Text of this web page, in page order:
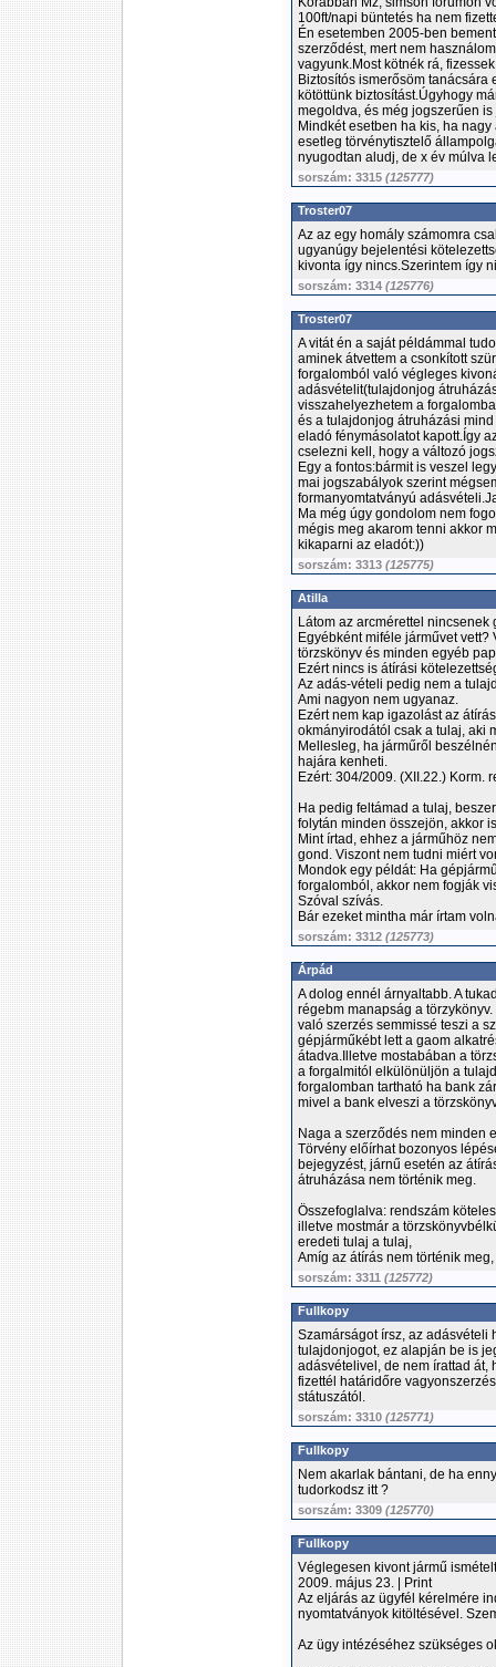
100ft/napi büntetés ha nem
Én esetemben 2005-ben
szerződést, mert nem
vagyunk.Most kötnék rá,
Biztosítós ismerősöm
kötöttünk biztosítást.Úgyhogy
megoldva, és még jogszerűen is
Mindkét esetben ha kis, ha
esetleg törvénytisztelő
nyugodtan aludj, de x év múlva
sorszám: 3315 (125777)
Troster07
Az az egy homály számomra
ugyanúgy bejelentési
kivonta így nincs.Szerintem így
sorszám: 3314 (125776)
Troster07
A vitát én a saját példámmal
aminek átvettem a csonkított
forgalomból való végleges
adásvételit(tulajdonjog
visszahelyezhetem a
és a tulajdonjog átruházási
eladó fénymásolatot kapott.Így
cselezni kell, hogy a változó
Egy a fontos:bármit is veszel
mai jogszabályok szerint
formanyomtatványú
Ma még úgy gondolom nem
mégis meg akarom tenni akkor
kikaparni az eladót:))
sorszám: 3313 (125775)
Atilla
Látom az arcmérettel nincsenek
Egyébként miféle járművet
törzskönyv és minden egyéb
Ezért nincs is átírási
Az adás-vételi pedig nem a
Ami nagyon nem ugyanaz.
Ezért nem kap igazolást az
okmányirodától csak a tulaj, aki
Mellesleg, ha járműről
hajára kenheti.
Ezért: 304/2009. (XII.22.) Korm.
Ha pedig feltámad a tulaj,
folytán minden összejön, akkor
Mint írtad, ehhez a járműhöz
gond. Viszont nem tudni miért
Mondok egy példát: Ha
forgalomból, akkor nem fogják
Szóval szívás.
Bár ezeket mintha már írtam
sorszám: 3312 (125773)
Árpád
A dolog ennél árnyaltabb. A
régebm manapság a
való szerzés semmissé teszi a
gépjárműkébt lett a gaom
átadva.Illetve mostabában a
a forgalmitól elkülönüljön a
forgalomban tartható ha bank
mivel a bank elveszi a
Naga a szerződés nem minden
Törvény előírhat bozonyos
bejegyzést, járnű esetén az
átruházása nem történik meg.
Összefoglalva: rendszám
illetve mostmár a
eredeti tulaj a tulaj,
Amíg az átírás nem történik
sorszám: 3311 (125772)
Fullkopy
Szamárságot írsz, az
tulajdonjogot, ez alapján be is
adásvételivel, de nem írattad át,
fizettél határidőre
státuszától.
sorszám: 3310 (125771)
Fullkopy
Nem akarlak bántani, de ha
tudorkodsz itt ?
sorszám: 3309 (125770)
Fullkopy
Véglegesen kivont jármű
2009. május 23. | Print
Az eljárás az ügyfél kérelmére
nyomtatványok kitöltésével.
Az ügy intézéséhez szükséges